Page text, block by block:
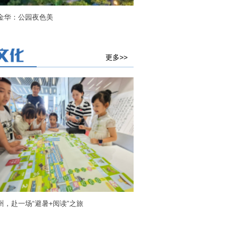
华：公园夜色美
更多>>
，赴一场“避暑+阅读”之旅